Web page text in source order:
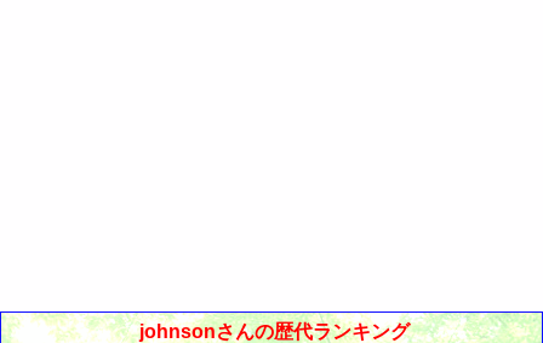
johnsonさんの歴代ランキング